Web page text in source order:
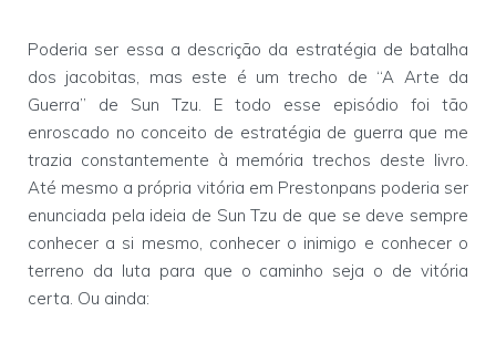
Poderia ser essa a descrição da estratégia de batalha
dos jacobitas, mas este é um trecho de “A Arte da
Guerra” de Sun Tzu. E todo esse episódio foi tão
enroscado no conceito de estratégia de guerra que me
trazia constantemente à memória trechos deste livro.
Até mesmo a própria vitória em Prestonpans poderia ser
enunciada pela ideia de Sun Tzu de que se deve sempre
conhecer a si mesmo, conhecer o inimigo e conhecer o
terreno da luta para que o caminho seja o de vitória
certa. Ou ainda: